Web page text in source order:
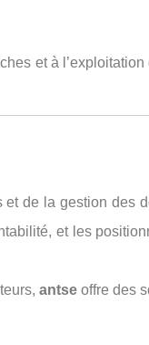
et à
de la gestion des
et les
antse offre des